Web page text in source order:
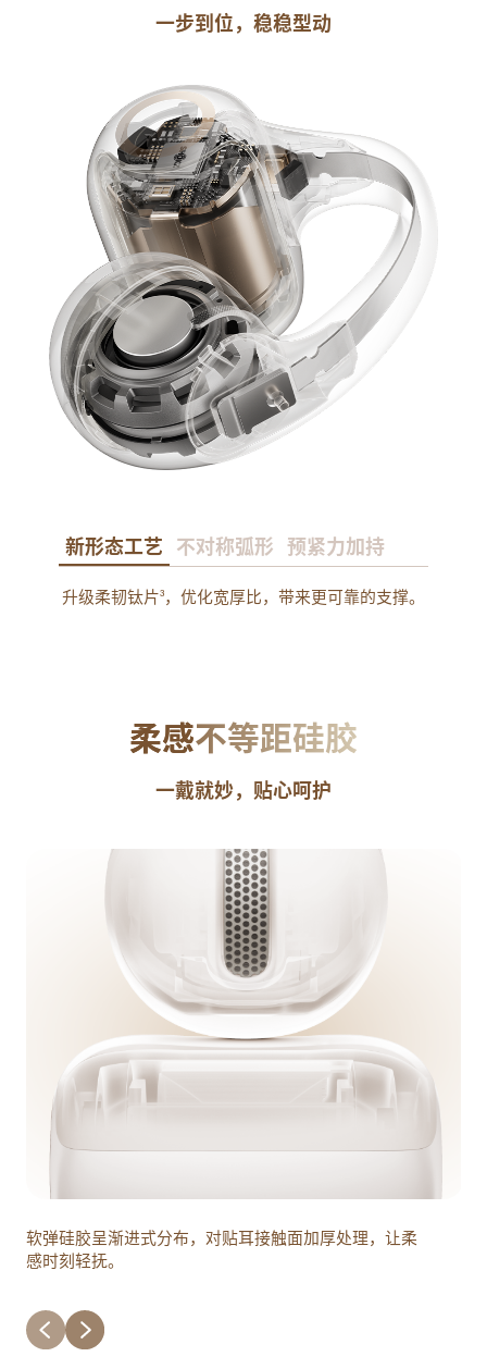
一步到位，稳稳型动
新形态工艺 不对称弧形 预紧力加持
升级柔韧钛片3，优化宽厚比，带来更可靠的支撑。
柔感不等距硅胶
一戴就妙，贴心呵护
软弹硅胶呈渐进式分布，对贴耳接触面加厚处理，让柔
感时刻轻抚。